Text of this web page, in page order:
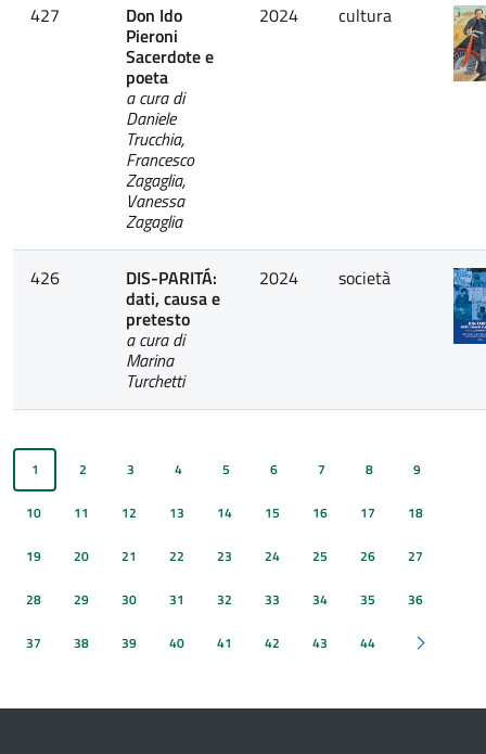
427 Don Ido
Pieroni
Sacerdote e
poeta
a cura di
Daniele
Trucchia,
Francesco
Zagaglia,
Vanessa
Zagaglia
2024 cultura
426 DIS-PARITÁ:
dati, causa e
pretesto
a cura di
Marina
Turchetti
2024 società
1 2 3 4 5 6 7 8 9
10 11 12 13 14 15 16 17 18
19 20 21 22 23 24 25 26 27
28 29 30 31 32 33 34 35 36
37 38 39 40 41 42 43 44 Pagina